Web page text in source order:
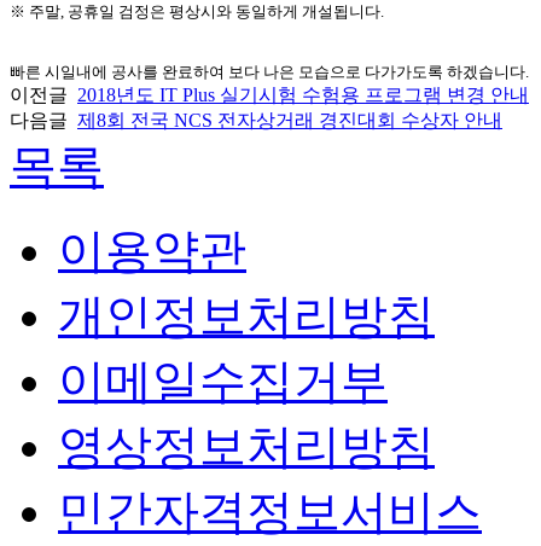
※ 주말, 공휴일 검정은 평상시와 동일하게 개설됩니다.
빠른 시일내에 공사를 완료하여 보다 나은 모습으로 다가가도록 하겠습니다.
이전글 2018년도 IT Plus 실기시험 수험용 프로그램 변경 안내
다음글 제8회 전국 NCS 전자상거래 경진대회 수상자 안내
목록
이용약관
개인정보처리방침
이메일수집거부
영상정보처리방침
민간자격정보서비스